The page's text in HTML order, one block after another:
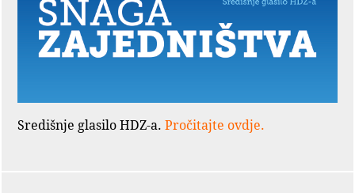
Središnje glasilo HDZ-a. Pročitajte ovdje.